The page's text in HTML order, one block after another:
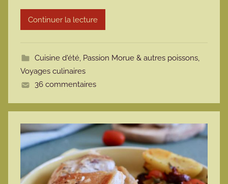
r
m
t
Continuer la lecture
Cuisine d'été, Passion Morue & autres poissons,
Voyages culinaires
36 commentaires